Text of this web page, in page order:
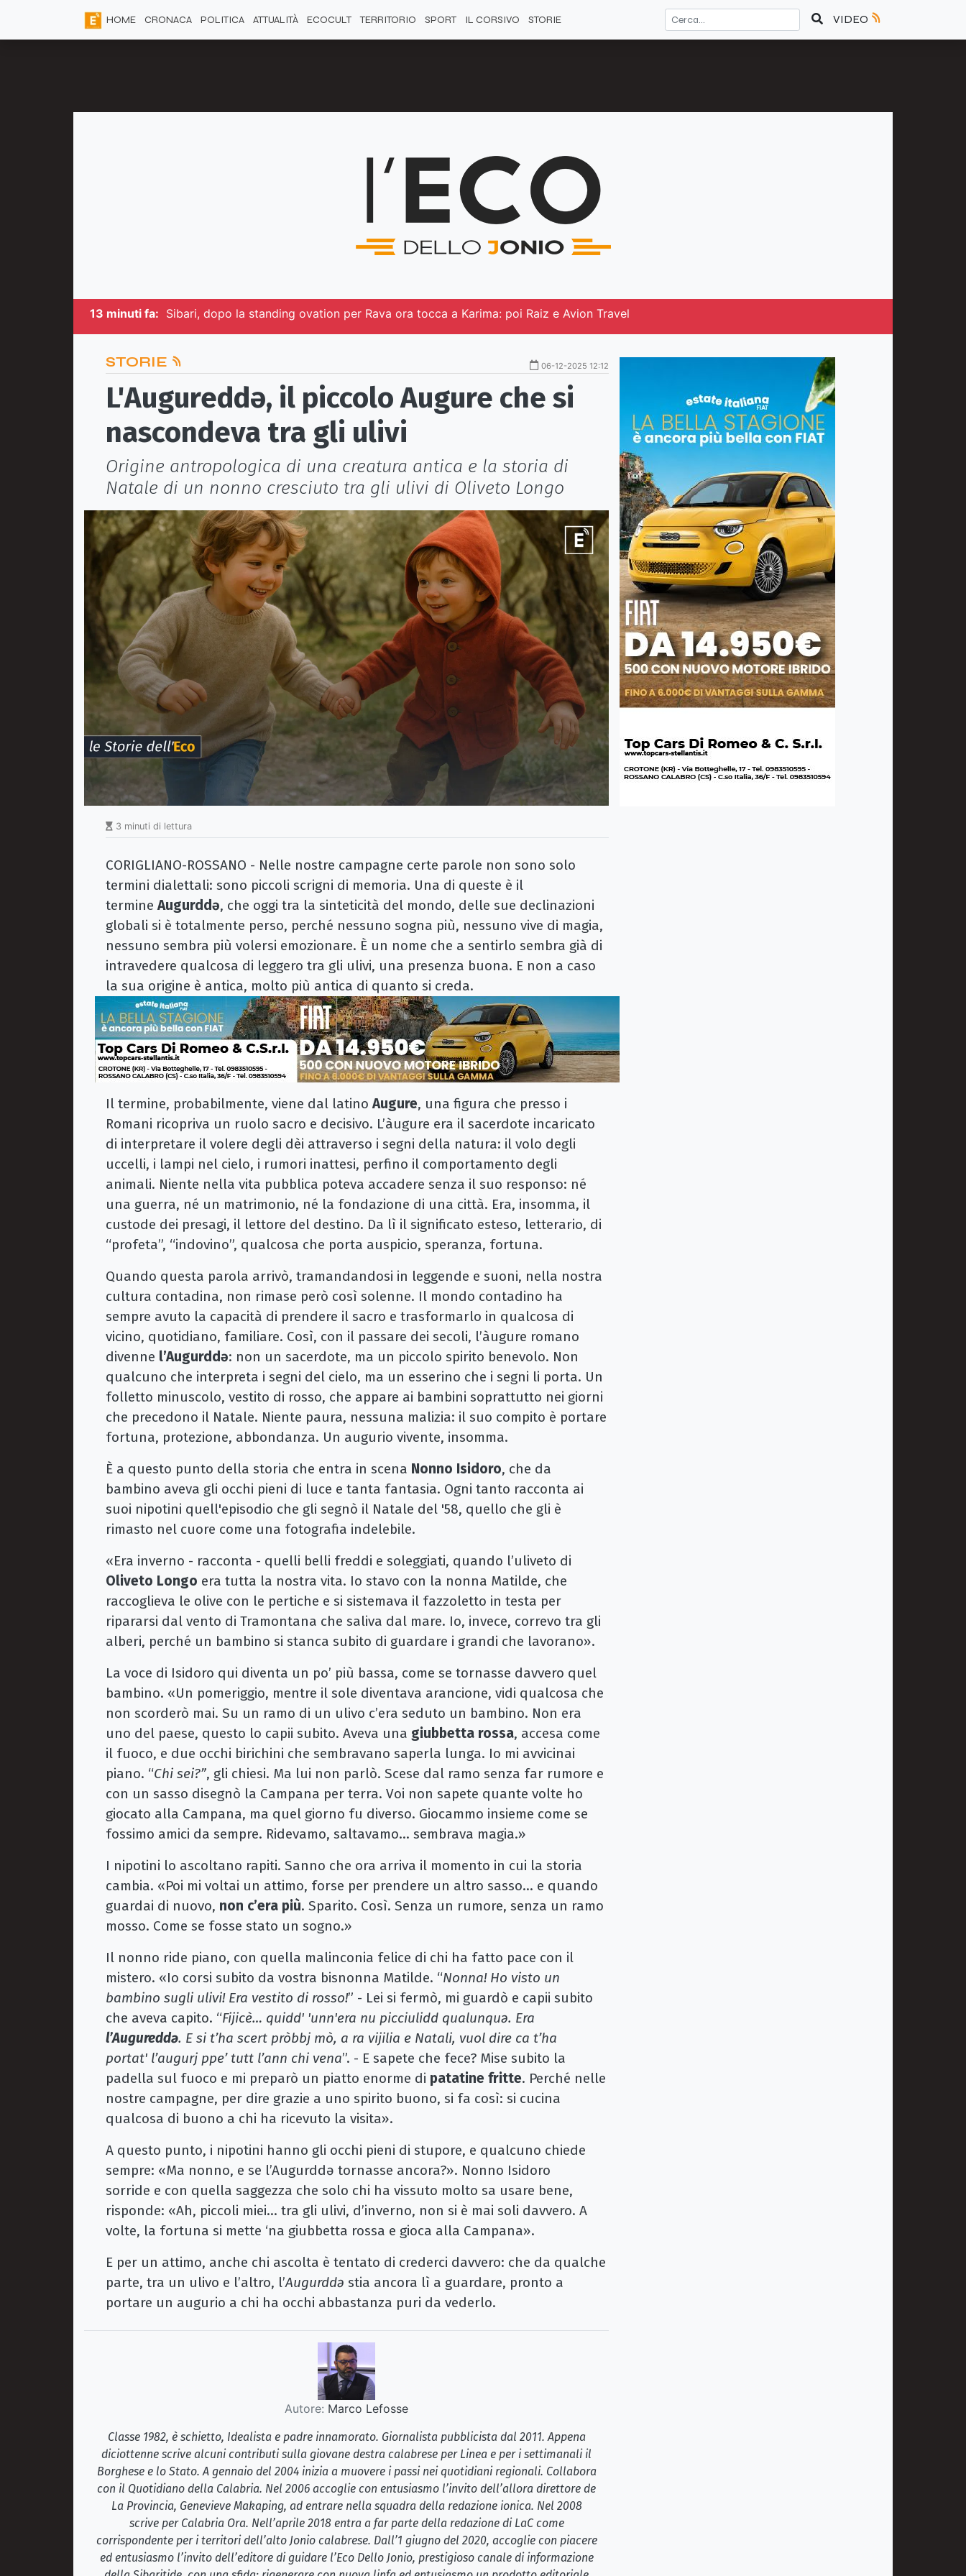
HOME CRONACA POLITICA ATTUALITÀ ECOCULT TERRITORIO SPORT IL CORSIVO STORIE VIDEO
13 minuti fa: Sibari, dopo la standing ovation per Rava ora tocca a Karima: poi Raiz e Avion Travel
STORIE 06-12-2025 12:12
L'Augureddǝ, il piccolo Augure che si
nascondeva tra gli ulivi
Origine antropologica di una creatura antica e la storia di
Natale di un nonno cresciuto tra gli ulivi di Oliveto Longo
3 minuti di lettura
CORIGLIANO-ROSSANO - Nelle nostre campagne certe parole non sono solo
termini dialettali: sono piccoli scrigni di memoria. Una di queste è il
termine Augurddǝ, che oggi tra la sinteticità del mondo, delle sue declinazioni
globali si è totalmente perso, perché nessuno sogna più, nessuno vive di magia,
nessuno sembra più volersi emozionare. È un nome che a sentirlo sembra già di
intravedere qualcosa di leggero tra gli ulivi, una presenza buona. E non a caso
la sua origine è antica, molto più antica di quanto si creda.
Il termine, probabilmente, viene dal latino Augure, una figura che presso i
Romani ricopriva un ruolo sacro e decisivo. L’àugure era il sacerdote incaricato
di interpretare il volere degli dèi attraverso i segni della natura: il volo degli
uccelli, i lampi nel cielo, i rumori inattesi, perfino il comportamento degli
animali. Niente nella vita pubblica poteva accadere senza il suo responso: né
una guerra, né un matrimonio, né la fondazione di una città. Era, insomma, il
custode dei presagi, il lettore del destino. Da lì il significato esteso, letterario, di
“profeta”, “indovino”, qualcosa che porta auspicio, speranza, fortuna.
Quando questa parola arrivò, tramandandosi in leggende e suoni, nella nostra
cultura contadina, non rimase però così solenne. Il mondo contadino ha
sempre avuto la capacità di prendere il sacro e trasformarlo in qualcosa di
vicino, quotidiano, familiare. Così, con il passare dei secoli, l’àugure romano
divenne l’Augurddǝ: non un sacerdote, ma un piccolo spirito benevolo. Non
qualcuno che interpreta i segni del cielo, ma un esserino che i segni li porta. Un
folletto minuscolo, vestito di rosso, che appare ai bambini soprattutto nei giorni
che precedono il Natale. Niente paura, nessuna malizia: il suo compito è portare
fortuna, protezione, abbondanza. Un augurio vivente, insomma.
È a questo punto della storia che entra in scena Nonno Isidoro, che da
bambino aveva gli occhi pieni di luce e tanta fantasia. Ogni tanto racconta ai
suoi nipotini quell'episodio che gli segnò il Natale del '58, quello che gli è
rimasto nel cuore come una fotografia indelebile.
«Era inverno - racconta - quelli belli freddi e soleggiati, quando l’uliveto di
Oliveto Longo era tutta la nostra vita. Io stavo con la nonna Matilde, che
raccoglieva le olive con le pertiche e si sistemava il fazzoletto in testa per
ripararsi dal vento di Tramontana che saliva dal mare. Io, invece, correvo tra gli
alberi, perché un bambino si stanca subito di guardare i grandi che lavorano».
La voce di Isidoro qui diventa un po’ più bassa, come se tornasse davvero quel
bambino. «Un pomeriggio, mentre il sole diventava arancione, vidi qualcosa che
non scorderò mai. Su un ramo di un ulivo c’era seduto un bambino. Non era
uno del paese, questo lo capii subito. Aveva una giubbetta rossa, accesa come
il fuoco, e due occhi birichini che sembravano saperla lunga. Io mi avvicinai
piano. “Chi sei?”, gli chiesi. Ma lui non parlò. Scese dal ramo senza far rumore e
con un sasso disegnò la Campana per terra. Voi non sapete quante volte ho
giocato alla Campana, ma quel giorno fu diverso. Giocammo insieme come se
fossimo amici da sempre. Ridevamo, saltavamo… sembrava magia.»
I nipotini lo ascoltano rapiti. Sanno che ora arriva il momento in cui la storia
cambia. «Poi mi voltai un attimo, forse per prendere un altro sasso… e quando
guardai di nuovo, non c’era più. Sparito. Così. Senza un rumore, senza un ramo
mosso. Come se fosse stato un sogno.»
Il nonno ride piano, con quella malinconia felice di chi ha fatto pace con il
mistero. «Io corsi subito da vostra bisnonna Matilde. “Nonna! Ho visto un
bambino sugli ulivi! Era vestito di rosso!” - Lei si fermò, mi guardò e capii subito
che aveva capito. “Fijicè… quidd' 'unn'era nu picciulidd qualunquǝ. Era
l’Augureddǝ. E si t’ha scert pròbbj mò, a ra vijilia e Natali, vuol dire ca t’ha
portat' l’augurj ppe’ tutt l’ann chi vena”. - E sapete che fece? Mise subito la
padella sul fuoco e mi preparò un piatto enorme di patatine fritte. Perché nelle
nostre campagne, per dire grazie a uno spirito buono, si fa così: si cucina
qualcosa di buono a chi ha ricevuto la visita».
A questo punto, i nipotini hanno gli occhi pieni di stupore, e qualcuno chiede
sempre: «Ma nonno, e se l’Augurddǝ tornasse ancora?». Nonno Isidoro
sorride e con quella saggezza che solo chi ha vissuto molto sa usare bene,
risponde: «Ah, piccoli miei… tra gli ulivi, d’inverno, non si è mai soli davvero. A
volte, la fortuna si mette ‘na giubbetta rossa e gioca alla Campana».
E per un attimo, anche chi ascolta è tentato di crederci davvero: che da qualche
parte, tra un ulivo e l’altro, l’Augurddǝ stia ancora lì a guardare, pronto a
portare un augurio a chi ha occhi abbastanza puri da vederlo.
Autore: Marco Lefosse
Classe 1982, è schietto, Idealista e padre innamorato. Giornalista pubblicista dal 2011. Appena
diciottenne scrive alcuni contributi sulla giovane destra calabrese per Linea e per i settimanali il
Borghese e lo Stato. A gennaio del 2004 inizia a muovere i passi nei quotidiani regionali. Collabora
con il Quotidiano della Calabria. Nel 2006 accoglie con entusiasmo l’invito dell’allora direttore de
La Provincia, Genevieve Makaping, ad entrare nella squadra della redazione ionica. Nel 2008
scrive per Calabria Ora. Nell’aprile 2018 entra a far parte della redazione di LaC come
corrispondente per i territori dell’alto Jonio calabrese. Dall’1 giugno del 2020, accoglie con piacere
ed entusiasmo l’invito dell’editore di guidare l’Eco Dello Jonio, prestigioso canale di informazione